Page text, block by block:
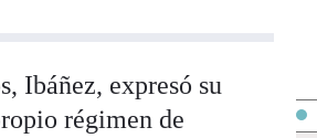
Ibáñez, expresó su
régimen de